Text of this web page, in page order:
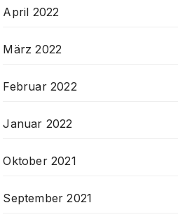
April 2022
März 2022
Februar 2022
Januar 2022
Oktober 2021
September 2021